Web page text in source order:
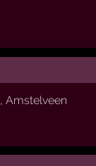
, Amstelveen